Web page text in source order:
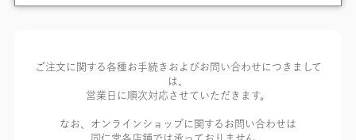
ご注文に関する各種お手続きおよびお問い合わせにつきまして
は、
営業日に順次対応させていただきます。
なお、オンラインショップに関するお問い合わせは